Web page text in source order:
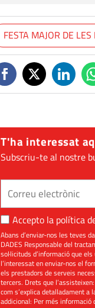
FESTA MAJOR DE
T'ha interessat
Subscriu-te al nostre
Accepto la política
Abans d’enviar-nos les teves
DADES Responsable del
sol·licituds d’informació que
l’interessat en enviar-nos el
els prestadors de serveis
tercers. Drets que
com s’explica detalladament
addicional: Per més